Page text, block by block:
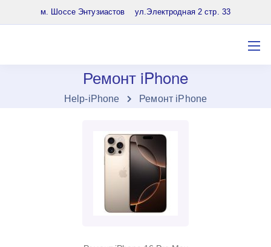
8 (903) 961-65-64
м. Шоссе Энтузиастов ул.Электродная 2 стр. 33
Ремонт iPhone
Нelp-iPhone Ремонт iPhone